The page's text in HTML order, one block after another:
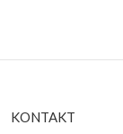
KONTAKT